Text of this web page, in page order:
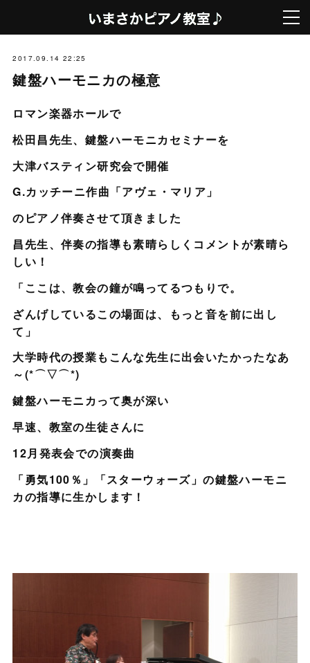
2017.09.14 22:25
鍵盤ハーモニカの極意
ロマン楽器ホールで
松田昌先生、鍵盤ハーモニカセミナーを
大津バスティン研究会で開催
G.カッチーニ作曲「アヴェ・マリア」
のピアノ伴奏させて頂きました
昌先生、伴奏の指導も素晴らしくコメントが素晴ら
しい！
「ここは、教会の鐘が鳴ってるつもりで。
ざんげしているこの場面は、もっと音を前に出し
て」
大学時代の授業もこんな先生に出会いたかったなあ
～(*⌒▽⌒*)
鍵盤ハーモニカって奥が深い
早速、教室の生徒さんに
12月発表会での演奏曲
「勇気100％」「スターウォーズ」の鍵盤ハーモニ
カの指導に生かします！